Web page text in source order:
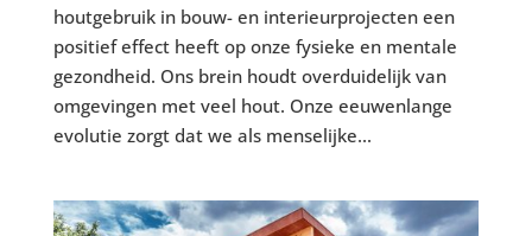
houtgebruik in bouw- en interieurprojecten een
positief effect heeft op onze fysieke en mentale
gezondheid. Ons brein houdt overduidelijk van
omgevingen met veel hout. Onze eeuwenlange
evolutie zorgt dat we als menselijke...